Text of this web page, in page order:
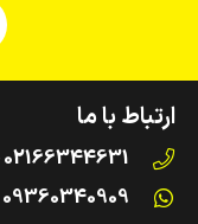
ارتباط با ما
02166344631 – 02166344616
09360340909